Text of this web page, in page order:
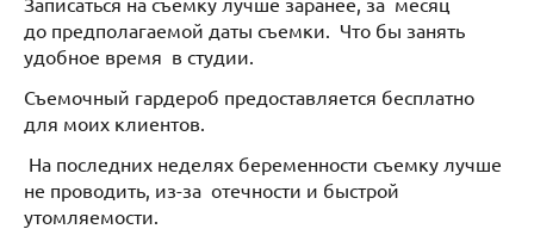
до предполагаемой даты съемки. Что бы занять
удобное время в студии.
Съемочный гардероб предоставляется бесплатно
для моих клиентов.
На последних неделях беременности съемку лучше
не проводить, из-за отечности и быстрой
утомляемости.